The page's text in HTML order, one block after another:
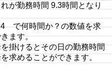
が勤務時間 9.3時間となり
で何時間か？の数値を求
ます。
掛けるとその日の勤務時間
求めることができます。